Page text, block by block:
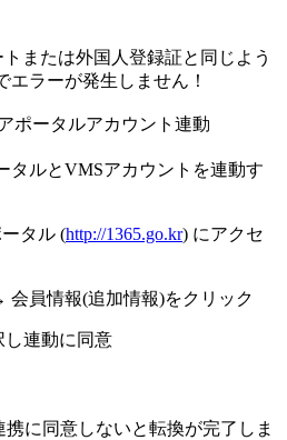
または外国人登録証と同じよう
エラーが発生しません！
ポータルアカウント連動
タルとVMSアカウントを連動す
タル (http://1365.go.kr) にアクセ
員情報(追加情報)をクリック
し連動に同意
携に同意しないと転換が完了しま